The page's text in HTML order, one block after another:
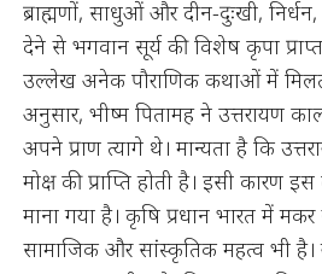
ब्राह्मणों, साधुओं और दीन-दुःखी,
देने से भगवान सूर्य की विशेष कृपा
उल्लेख अनेक पौराणिक कथाओं में
अनुसार, भीष्म पितामह ने उत्तरायण
अपने प्राण त्यागे थे। मान्यता है कि
मोक्ष की प्राप्ति होती है। इसी कारण
माना गया है। कृषि प्रधान भारत में
सामाजिक और सांस्कृतिक महत्व भी